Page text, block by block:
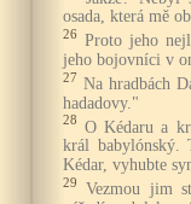
osada, která mě
26 Proto jeho
jeho bojovníci v
27 Na hradbách
hadadovy."
28 O Kédaru a
král babylónský.
Kédar, vyhubte
29
Vezmou jim